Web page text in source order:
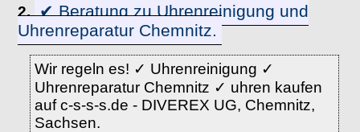
2. ✔ Beratung zu Uhrenreinigung und
Uhrenreparatur Chemnitz.
Wir regeln es! ✓ Uhrenreinigung ✓
Uhrenreparatur Chemnitz ✓ uhren kaufen
auf c-s-s-s.de - DIVEREX UG, Chemnitz,
Sachsen.